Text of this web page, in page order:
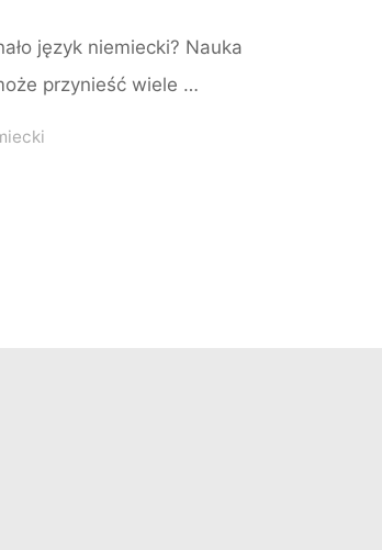
język niemiecki? Nauka
przynieść wiele …